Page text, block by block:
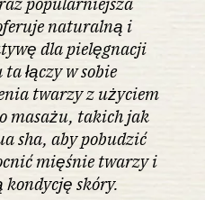
naturalną i
dla pielęgnacji
łączy w sobie
twarzy z użyciem
masażu, takich jak
sha, aby pobudzić
mięśnie twarzy i
skóry.